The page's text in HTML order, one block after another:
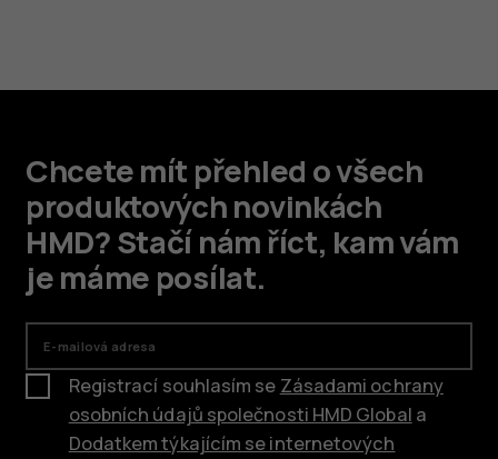
Chcete mít přehled o všech
produktových novinkách
HMD? Stačí nám říct, kam vám
je máme posílat.
E-mailová adresa
Registrací souhlasím se Zásadami ochrany
osobních údajů společnosti HMD Global a
Dodatkem týkajícím se internetových